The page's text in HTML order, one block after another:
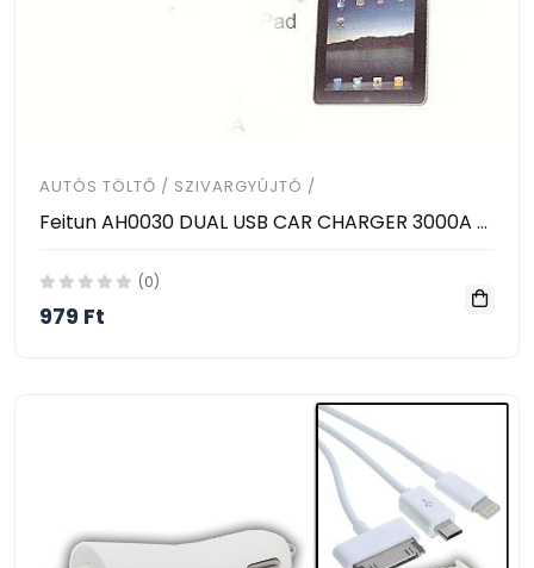
AUTÓS TÖLTŐ / SZIVARGYÚJTÓ /
Feitun AH0030 DUAL USB CAR CHARGER 3000A ( for phone & pad )
(0)
979 Ft